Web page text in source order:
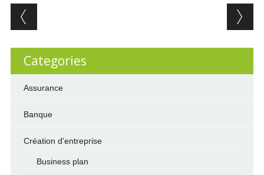
Post navigation
Categories
Assurance
Banque
Création d'entreprise
Business plan